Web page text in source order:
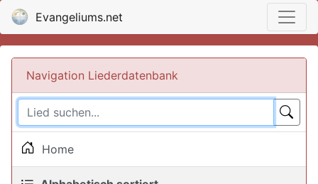
Evangeliums.net
Navigation Liederdatenbank
Home